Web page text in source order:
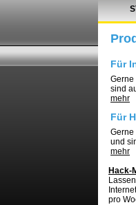
Für
sind
mehr
Für
und
mehr
Hack-
pro